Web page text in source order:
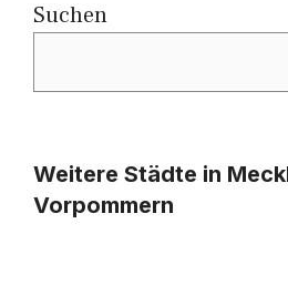
Suchen
Weitere Städte in
Vorpommern